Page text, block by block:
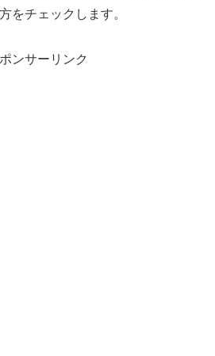
をチェックします。
ンサーリンク